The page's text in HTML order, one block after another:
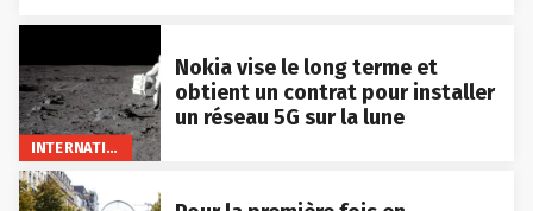
INTERNATIONAL
Nokia vise le long terme et
obtient un contrat pour installer
un réseau 5G sur la lune